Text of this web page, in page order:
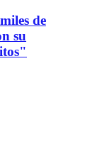
de
su